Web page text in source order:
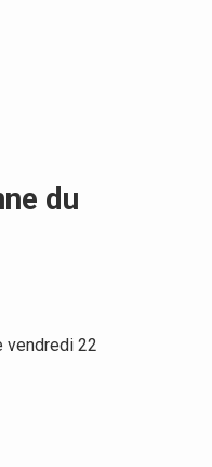
du
vendredi 22